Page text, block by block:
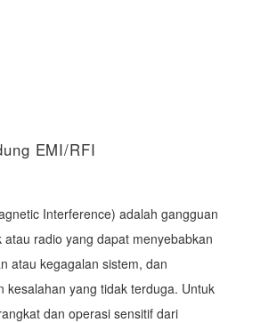
EMI/RFI
Interference) adalah gangguan
atau radio yang dapat menyebabkan
atau kegagalan sistem, dan
kesalahan yang tidak terduga. Untuk
dan operasi sensitif dari